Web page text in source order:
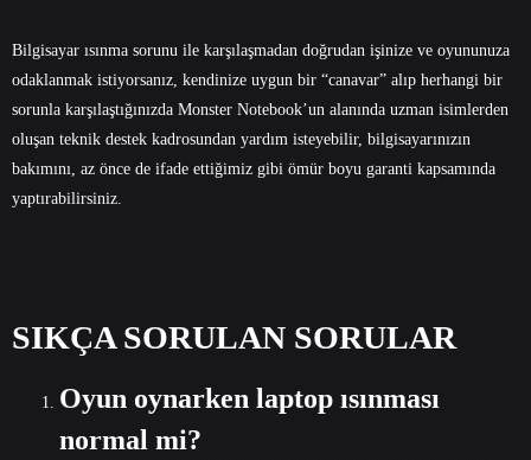
Bilgisayar ısınma sorunu ile karşılaşmadan doğrudan işinize ve oyununuza
odaklanmak istiyorsanız, kendinize uygun bir “canavar” alıp herhangi bir
sorunla karşılaştığınızda Monster Notebook’un alanında uzman isimlerden
oluşan teknik destek kadrosundan yardım isteyebilir, bilgisayarınızın
bakımını, az önce de ifade ettiğimiz gibi ömür boyu garanti kapsamında
yaptırabilirsiniz.
SIKÇA SORULAN SORULAR
Oyun oynarken laptop ısınması
normal mi?